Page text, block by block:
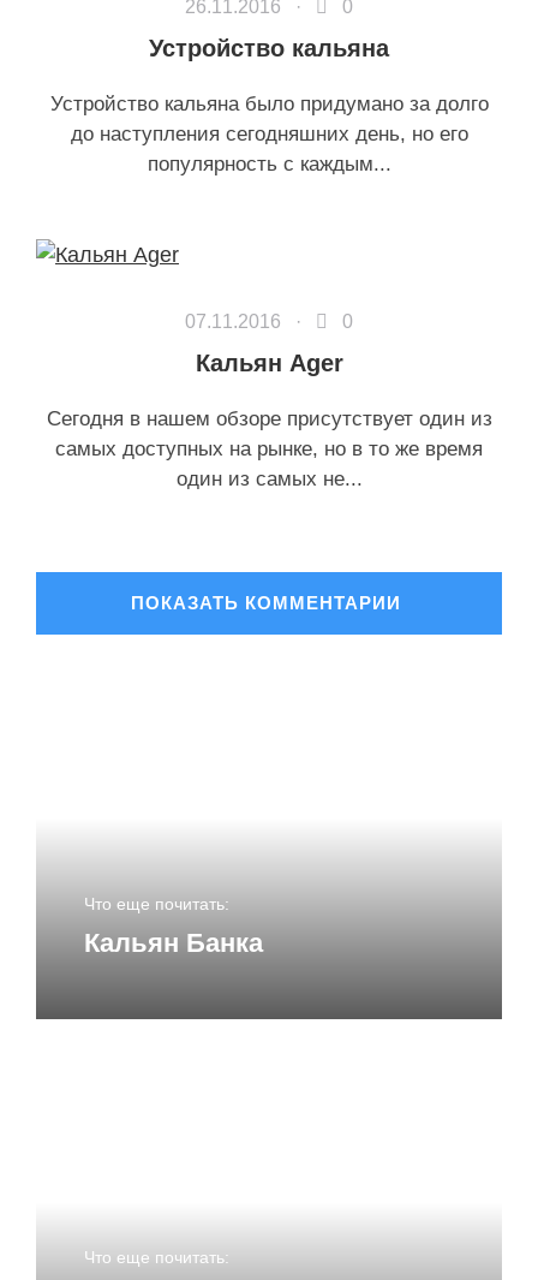
26.11.2016 · 0
Устройство кальяна
Устройство кальяна было придумано за долго
до наступления сегодняшних день, но его
популярность с каждым...
07.11.2016 · 0
Кальян Ager
Сегодня в нашем обзоре присутствует один из
самых доступных на рынке, но в то же время
один из самых не...
Что еще почитать:
Кальян Банка
Что еще почитать: